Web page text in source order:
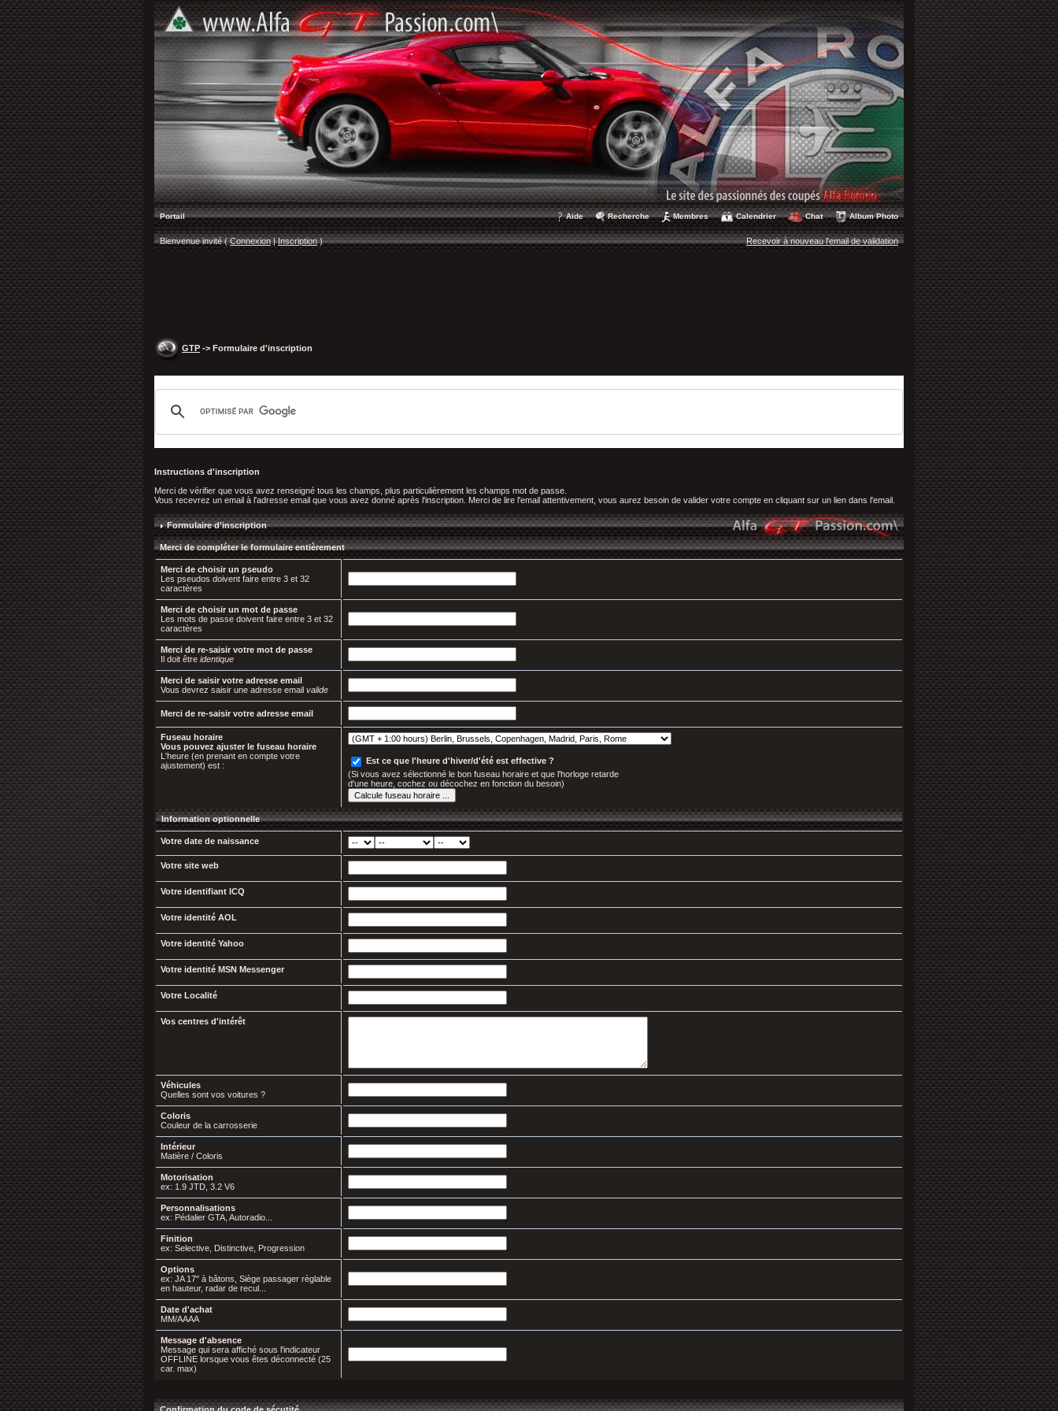
Portail Aide Recherche Membres Calendrier Chat Album Photo
Bienvenue invité ( Connexion |Inscription) Recevoir à nouveau l'email de validation
GTP -> Formulaire d'inscription
Instructions d'inscription
Merci de vérifier que vous avez renseigné tous les champs, plus particulièrement les champs mot de passe.
Vous recevrez un email à l'adresse email que vous avez donné après l'inscription. Merci de lire l'email attentivement, vous aurez besoin de valider votre compte en cliquant sur un lien dans l'email.
Formulaire d'inscription
Merci de compléter le formulaire entièrement
Merci de choisir un pseudo
Les pseudos doivent faire entre 3 et 32
caractères
Merci de choisir un mot de passe
Les mots de passe doivent faire entre 3 et 32
caractères
Merci de re-saisir votre mot de passe
Il doit être identique
Merci de saisir votre adresse email
Vous devrez saisir une adresse email valide
Merci de re-saisir votre adresse email
Fuseau horaire
Vous pouvez ajuster le fuseau horaire
L'heure (en prenant en compte votre
ajustement) est :
Est ce que l'heure d'hiver/d'été est effective ?
(Si vous avez sélectionné le bon fuseau horaire et que l'horloge retarde
d'une heure, cochez ou décochez en fonction du besoin)
Information optionnelle
Votre date de naissance
Votre site web
Votre identifiant ICQ
Votre identité AOL
Votre identité Yahoo
Votre identité MSN Messenger
Votre Localité
Vos centres d'intérêt
Véhicules
Quelles sont vos voitures ?
Coloris
Couleur de la carrosserie
Intérieur
Matière / Coloris
Motorisation
ex: 1.9 JTD, 3.2 V6
Personnalisations
ex: Pédalier GTA, Autoradio...
Finition
ex: Selective, Distinctive, Progression
Options
ex: JA 17" à bâtons, Siège passager règlable
en hauteur, radar de recul...
Date d'achat
MM/AAAA
Message d'absence
Message qui sera affiché sous l'indicateur
OFFLINE lorsque vous êtes déconnecté (25
car. max)